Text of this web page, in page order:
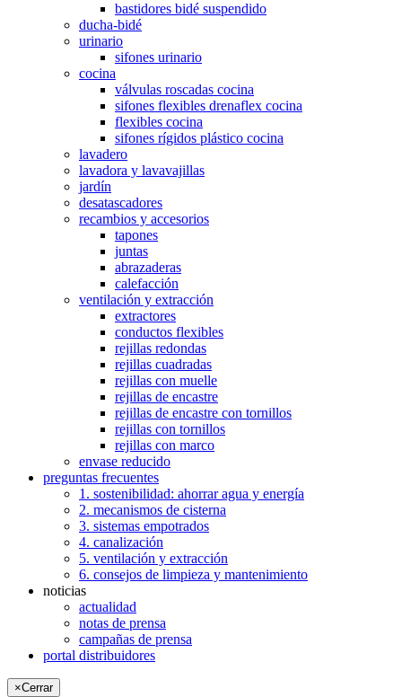
bastidores bidé suspendido
ducha-bidé
urinario
sifones urinario
cocina
válvulas roscadas cocina
sifones flexibles drenaflex cocina
flexibles cocina
sifones rígidos plástico cocina
lavadero
lavadora y lavavajillas
jardín
desatascadores
recambios y accesorios
tapones
juntas
abrazaderas
calefacción
ventilación y extracción
extractores
conductos flexibles
rejillas redondas
rejillas cuadradas
rejillas con muelle
rejillas de encastre
rejillas de encastre con tornillos
rejillas con tornillos
rejillas con marco
envase reducido
preguntas frecuentes
1. sostenibilidad: ahorrar agua y energía
2. mecanismos de cisterna
3. sistemas empotrados
4. canalización
5. ventilación y extracción
6. consejos de limpieza y mantenimiento
noticias
actualidad
notas de prensa
campañas de prensa
portal distribuidores
×Cerrar